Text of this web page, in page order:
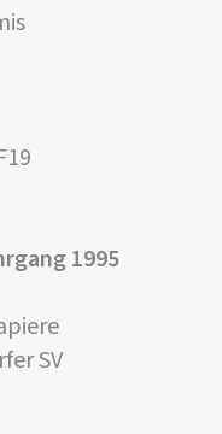
1995
SV